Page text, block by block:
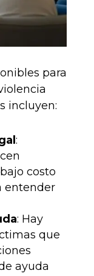
para
incluyen:
:
costo
entender
: Hay
que
ayuda